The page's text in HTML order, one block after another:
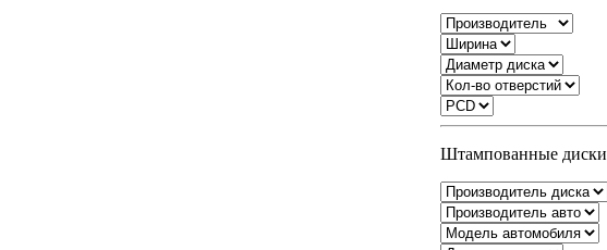
Штампованные диски